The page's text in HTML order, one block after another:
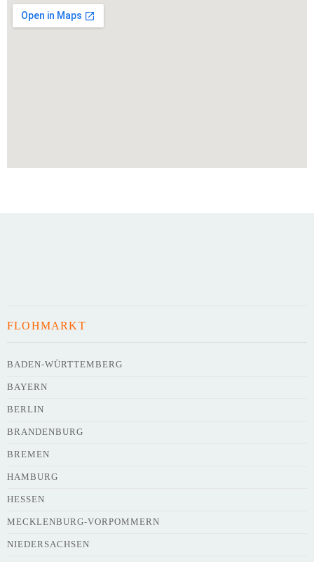
FLOHMARKT
BADEN-WÜRTTEMBERG
BAYERN
BERLIN
BRANDENBURG
BREMEN
HAMBURG
HESSEN
MECKLENBURG-VORPOMMERN
NIEDERSACHSEN